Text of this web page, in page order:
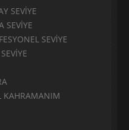
SEVİYE
SEVİYE
SEVİYE
KAHRAMANIM